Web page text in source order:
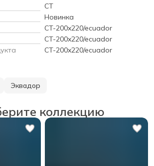
CT
Новинка
CT-200x220/ecuador
CT-200x220/ecuador
CT-200x220/ecuador
Эквадор
коллекцию